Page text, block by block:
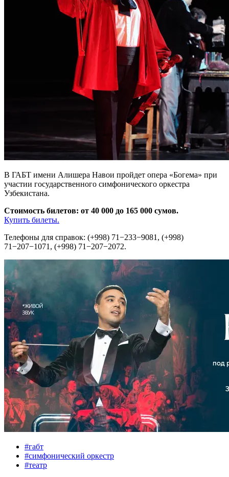
В ГАБТ имени Алишера Навои пройдет опера «Богема» при
участии государственного симфонического оркестра
Узбекистана.
Стоимость билетов: от 40 000 до 165 000 сумов.
Купить билеты.
Телефоны для справок: (+998) 71−233−9081, (+998)
71−207−1071, (+998) 71−207−2072.
#габт
#симфонический оркестр
#театр